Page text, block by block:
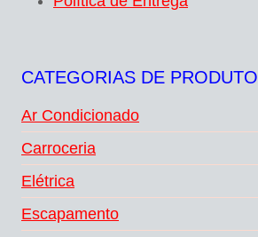
CATEGORIAS DE PRODUTO
Ar Condicionado
Carroceria
Elétrica
Escapamento